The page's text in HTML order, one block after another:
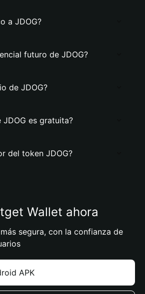
a JDOG?
futuro de JDOG?
de JDOG?
JDOG es gratuita?
del token JDOG?
Wallet ahora
segura, con la confianza de
APK